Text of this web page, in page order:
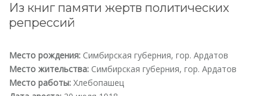
Из книг памяти жертв политических
репрессий
Место рождения: Симбирская губерния, гор. Ардатов
Место жительства: Симбирская губерния, гор. Ардатов
Место работы: Хлебопашец